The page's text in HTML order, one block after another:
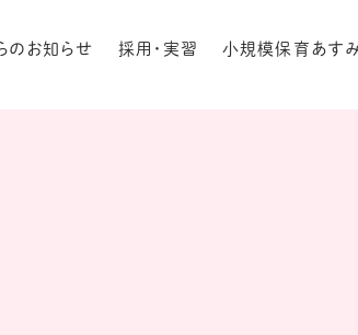
のお知らせ 採用・実習 小規模保育あす